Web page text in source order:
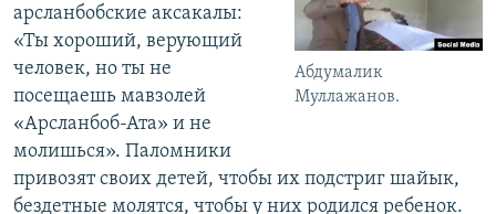
Абдумалик
Муллажанов.
арсланбобские аксакалы:
«Ты хороший, верующий
человек, но ты не
посещаешь мавзолей
«Арсланбоб-Ата» и не
молишься». Паломники
привозят своих детей, чтобы их подстриг шайык,
бездетные молятся, чтобы у них родился ребенок.